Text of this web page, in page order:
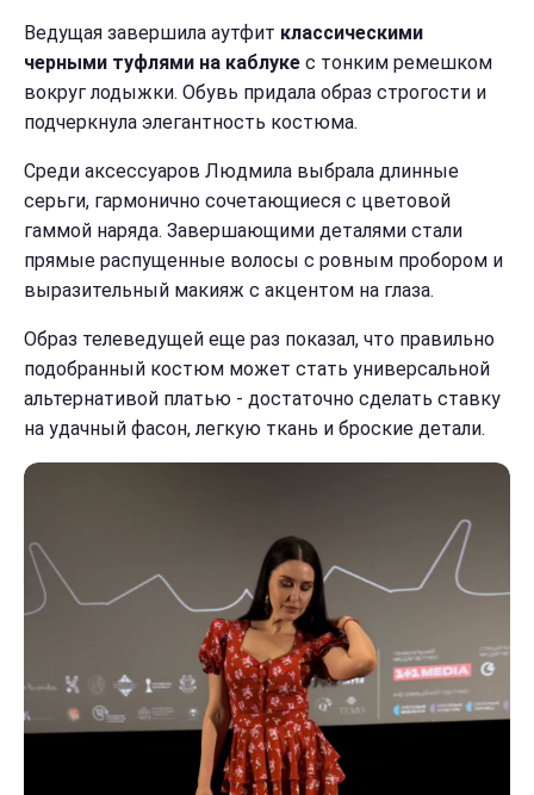
Ведущая завершила аутфит классическими
черными туфлями на каблуке с тонким ремешком
вокруг лодыжки. Обувь придала образ строгости и
подчеркнула элегантность костюма.
Среди аксессуаров Людмила выбрала длинные
серьги, гармонично сочетающиеся с цветовой
гаммой наряда. Завершающими деталями стали
прямые распущенные волосы с ровным пробором и
выразительный макияж с акцентом на глаза.
Образ телеведущей еще раз показал, что правильно
подобранный костюм может стать универсальной
альтернативой платью - достаточно сделать ставку
на удачный фасон, легкую ткань и броские детали.